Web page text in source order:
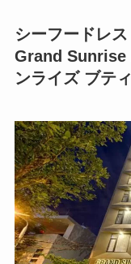
シーフードレス
Grand Sunrise
ンライズ ブテ